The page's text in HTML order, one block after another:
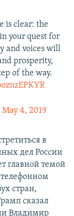
is clear: the
your quest for
and voices will
prosperity,
of the way.
May 4, 2019
в
дел России
главной темой
телефонном
стран,
сказал
Владимир